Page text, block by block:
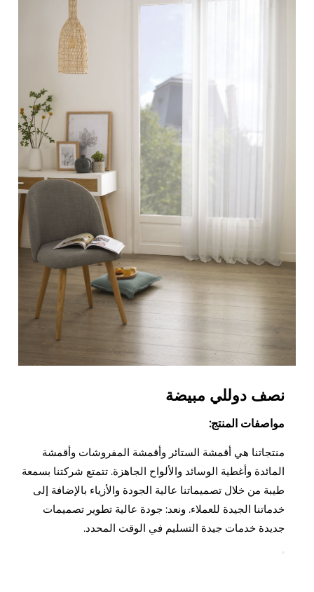
نصف دوللي مبيضة
مواصفات المنتج:
منتجاتنا هي أقمشة الستائر وأقمشة المفروشات وأقمشة
المائدة وأغطية الوسائد والألواح الجاهزة. تتمتع شركتنا بسمعة
طيبة من خلال تصميماتنا عالية الجودة والأزياء بالإضافة إلى
خدماتنا الجيدة للعملاء. ونعد: جودة عالية تطوير تصميمات
جديدة خدمات جيدة التسليم في الوقت المحدد.